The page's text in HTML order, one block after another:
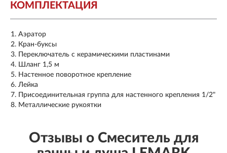
КОМПЛЕКТАЦИЯ
Аэратор
Кран-буксы
Переключатель с керамическими пластинами
Шланг 1,5 м
Настенное поворотное крепление
Лейка
Присоединительная группа для настенного крепления 1/2"
Металлические рукоятки
Отзывы о Смеситель для